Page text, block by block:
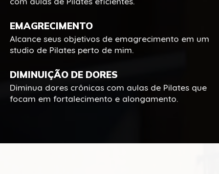
EMAGRECIMENTO
Alcance seus objetivos de emagrecimento em um
studio de Pilates perto de mim.
DIMINUIÇÃO DE DORES
Diminua dores crônicas com aulas de Pilates que
focam em fortalecimento e alongamento.